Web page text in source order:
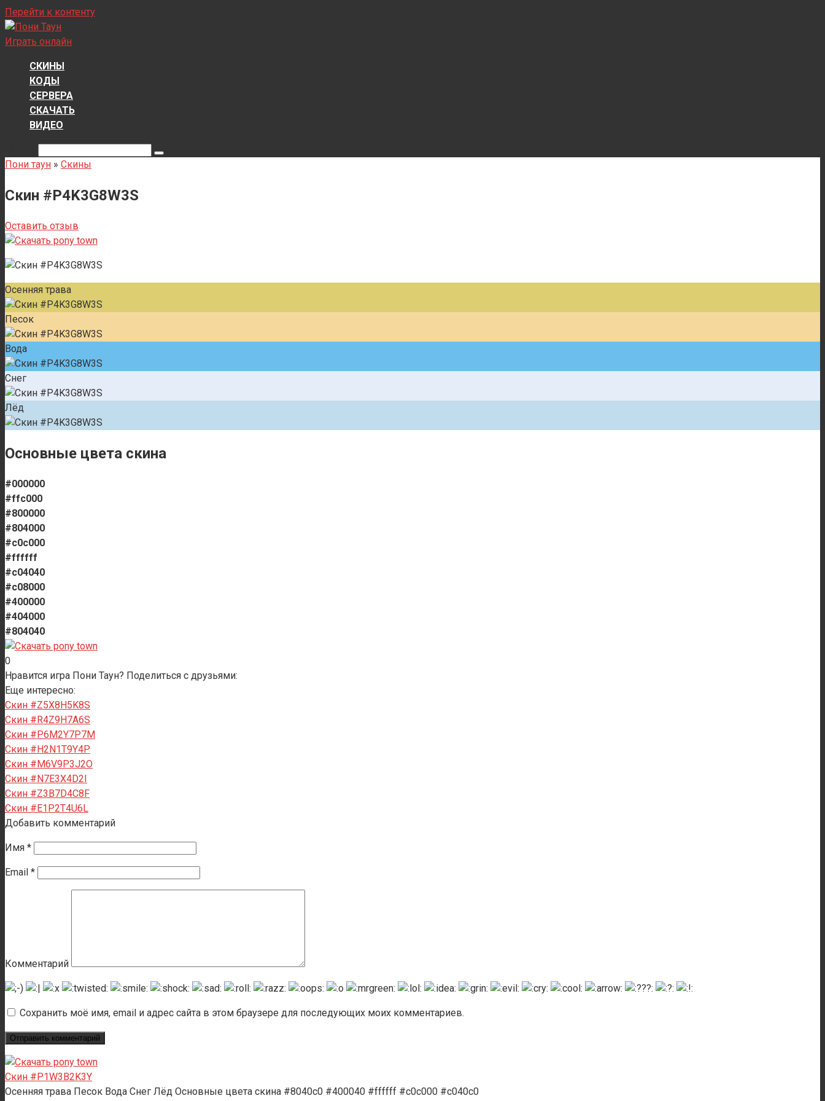
Перейти к контенту
Играть онлайн
СКИНЫ
КОДЫ
СЕРВЕРА
СКАЧАТЬ
ВИДЕО
Пони таун » Скины
Скин #P4K3G8W3S
Оставить отзыв
Осенняя трава
Песок
Вода
Снег
Лёд
Основные цвета скина
#000000
#ffc000
#800000
#804000
#c0c000
#ffffff
#c04040
#c08000
#400000
#404000
#804040
0
Нравится игра Пони Таун? Поделиться с друзьями:
Еще интересно:
Скин #Z5X8H5K8S
Скин #R4Z9H7A6S
Скин #P6M2Y7P7M
Скин #H2N1T9Y4P
Скин #M6V9P3J2O
Скин #N7E3X4D2I
Скин #Z3B7D4C8F
Скин #E1P2T4U6L
Добавить комментарий
Имя *
Email *
Комментарий
Сохранить моё имя, email и адрес сайта в этом браузере для последующих моих комментариев.
Скин #P1W3B2K3Y
Осенняя трава Песок Вода Снег Лёд Основные цвета скина #8040c0 #400040 #ffffff #c0c000 #c040c0